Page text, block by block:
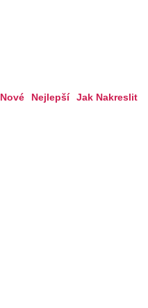
Nové Nejlepší Jak Nakreslit